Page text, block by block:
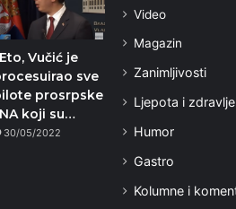
Vučić je
sve
prosrpske
koji su…
30/05/2022
Video
Magazin
Zanimljivosti
Ljepota i zdravlje
Humor
Gastro
Kolumne i